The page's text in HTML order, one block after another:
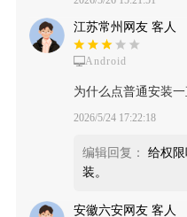
江苏常州网友 客人
Android
为什么点普通安装
2026/5/24 17:22:18
编辑回复：
给权
装。
安徽六安网友 客人